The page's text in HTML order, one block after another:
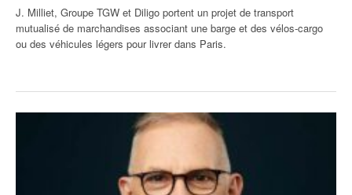
J. Milliet, Groupe TGW et Diligo portent un projet de transport
mutualisé de marchandises associant une barge et des vélos-cargo
ou des véhicules légers pour livrer dans Paris.